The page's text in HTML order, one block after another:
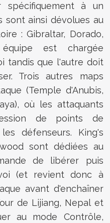
spécifiquement à un
sont ainsi dévolues au
: Gibraltar, Dorado,
est chargée
tandis que l'autre doit
Trois autres maps
(Temple d'Anubis,
où les attaquants
de points de
défenseurs. King's
sont dédiées au
de libérer puis
(et revient donc à
avant d'enchaîner
de Lijiang, Nepal et
au mode Contrôle,